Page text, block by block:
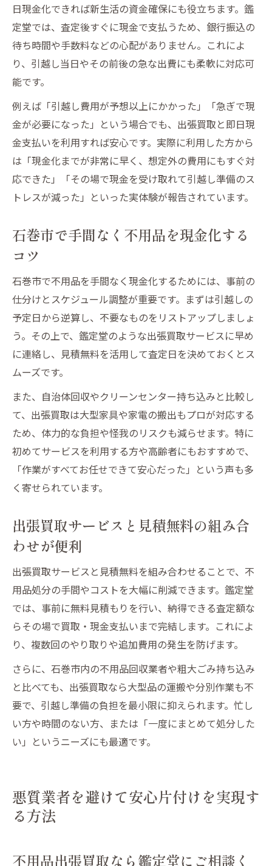
日現金化できれば新生活の資金確保にも役立ちます。鑑
定堂では、査定後すぐに現金で支払うため、銀行振込の
待ち時間や手数料などの心配がありません。これによ
り、引越し当日やその前後の急な出費にも柔軟に対応可
能です。
例えば「引越し費用が予想以上にかかった」「急ぎで現
金が必要になった」という場合でも、出張買取と即日現
金支払いを利用すれば安心です。実際に利用した方から
は「現金化までが非常に早く、想定外の費用にもすぐ対
応できた」「その場で現金を受け取れて引越し準備のス
トレスが減った」といった実体験が報告されています。
石巻市で手間なく不用品を現金化する
コツ
石巻市で不用品を手間なく現金化するためには、事前の
仕分けとスケジュール調整が重要です。まずは引越しの
予定日から逆算し、不要なものをリストアップしましょ
う。その上で、鑑定堂のような出張買取サービスに早め
に連絡し、見積無料を活用して査定日を決めておくとス
ムーズです。
また、自治体回収やクリーンセンター持ち込みと比較し
て、出張買取は大型家具や家電の搬出もプロが対応する
ため、体力的な負担や怪我のリスクも減らせます。特に
初めてサービスを利用する方や高齢者にもおすすめで、
「作業がすべてお任せできて安心だった」という声も多
く寄せられています。
出張買取サービスと見積無料の組み合
わせが便利
出張買取サービスと見積無料を組み合わせることで、不
用品処分の手間やコストを大幅に削減できます。鑑定堂
では、事前に無料見積もりを行い、納得できる査定額な
らその場で買取・現金支払いまで完結します。これによ
り、複数回のやり取りや追加費用の発生を防げます。
さらに、石巻市内の不用品回収業者や粗大ごみ持ち込み
と比べても、出張買取なら大型品の運搬や分別作業も不
要で、引越し準備の負担を最小限に抑えられます。忙し
い方や時間のない方、または「一度にまとめて処分した
い」というニーズにも最適です。
悪質業者を避けて安心片付けを実現す
る方法
不用品出張買取なら鑑定堂にご相談く